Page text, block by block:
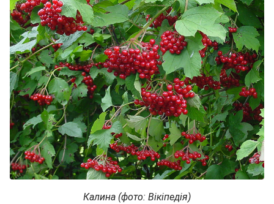
Калина (фото: Вікіпедія)